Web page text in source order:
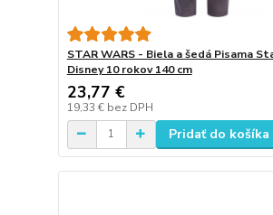
STAR WARS - Biela a šedá Pisama
Disney 10 rokov 140 cm
23,77 €
19,33 € bez DPH
Pridať do košíka